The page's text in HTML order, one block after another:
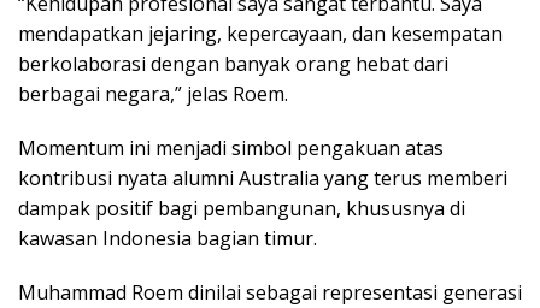
mendapatkan jejaring, kepercayaan, dan kesempatan
berkolaborasi dengan banyak orang hebat dari
berbagai negara,” jelas Roem.
Momentum ini menjadi simbol pengakuan atas
kontribusi nyata alumni Australia yang terus memberi
dampak positif bagi pembangunan, khususnya di
kawasan Indonesia bagian timur.
Muhammad Roem dinilai sebagai representasi generasi